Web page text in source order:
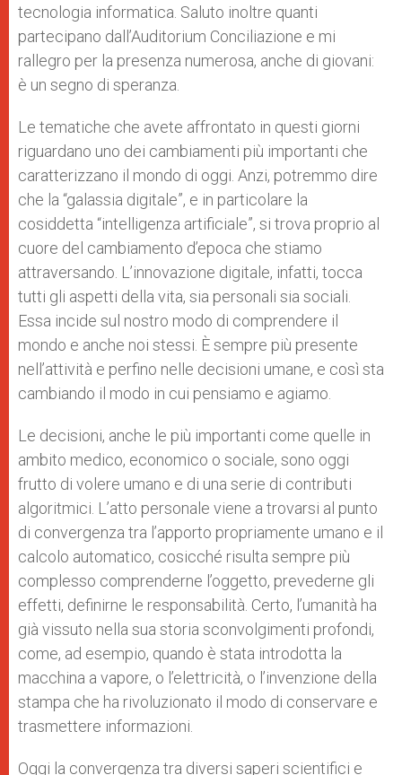
tecnologia informatica. Saluto inoltre quanti
partecipano dall’Auditorium Conciliazione e mi
rallegro per la presenza numerosa, anche di giovani:
è un segno di speranza.
Le tematiche che avete affrontato in questi giorni
riguardano uno dei cambiamenti più importanti che
caratterizzano il mondo di oggi. Anzi, potremmo dire
che la “galassia digitale”, e in particolare la
cosiddetta “intelligenza artificiale”, si trova proprio al
cuore del cambiamento d’epoca che stiamo
attraversando. L’innovazione digitale, infatti, tocca
tutti gli aspetti della vita, sia personali sia sociali.
Essa incide sul nostro modo di comprendere il
mondo e anche noi stessi. È sempre più presente
nell’attività e perfino nelle decisioni umane, e così sta
cambiando il modo in cui pensiamo e agiamo.
Le decisioni, anche le più importanti come quelle in
ambito medico, economico o sociale, sono oggi
frutto di volere umano e di una serie di contributi
algoritmici. L’atto personale viene a trovarsi al punto
di convergenza tra l’apporto propriamente umano e il
calcolo automatico, cosicché risulta sempre più
complesso comprenderne l’oggetto, prevederne gli
effetti, definirne le responsabilità. Certo, l’umanità ha
già vissuto nella sua storia sconvolgimenti profondi,
come, ad esempio, quando è stata introdotta la
macchina a vapore, o l’elettricità, o l’invenzione della
stampa che ha rivoluzionato il modo di conservare e
trasmettere informazioni.
Oggi la convergenza tra diversi saperi scientifici e